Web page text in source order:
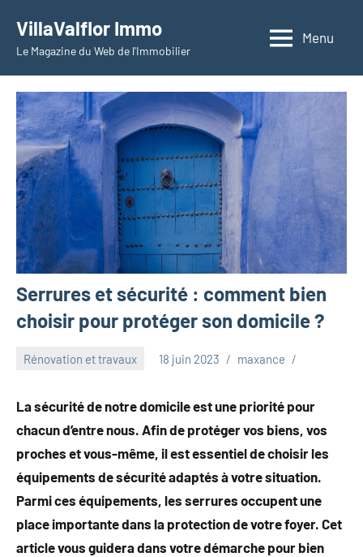
contenu
VillaValflor Immo
Le Magazine du Web de l'Immobilier
Menu
Serrures et sécurité : comment bien
choisir pour protéger son domicile ?
Rénovation et travaux 18 juin 2023 maxance
La sécurité de notre domicile est une priorité pour
chacun d’entre nous. Afin de protéger vos biens, vos
proches et vous-même, il est essentiel de choisir les
équipements de sécurité adaptés à votre situation.
Parmi ces équipements, les serrures occupent une
place importante dans la protection de votre foyer. Cet
article vous guidera dans votre démarche pour bien